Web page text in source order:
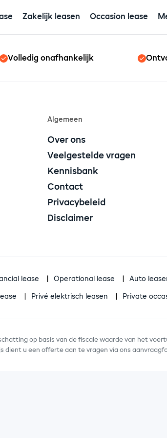
Zakelijk leasen Occasion lease
Volledig onafhankelijk
Algemeen
Over ons
Veelgestelde vragen
Kennisbank
Contact
Privacybeleid
Disclaimer
lease Operational lease Auto
Privé elektrisch leasen Private
op basis van de fiscale waarde van het
dient u een offerte aan te vragen via ons